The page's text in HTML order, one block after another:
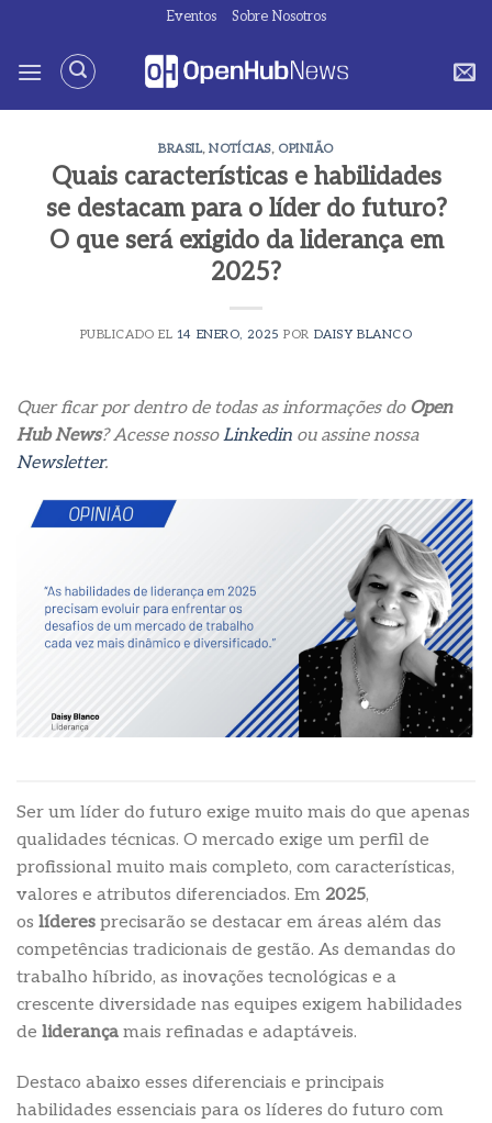
contenido
Eventos Sobre Nosotros
BRASIL,NOTÍCIAS, OPINIÃO
Quais características e habilidades
se destacam para o líder do futuro?
O que será exigido da liderança em
2025?
PUBLICADO EL 14 ENERO, 2025 POR DAISY BLANCO
Quer ficar por dentro de todas as informações do Open
Hub News? Acesse nossoLinkedin ou assine nossa
Newsletter.
Ser um líder do futuro exige muito mais do que apenas
qualidades técnicas. O mercado exige um perfil de
profissional muito mais completo, com características,
valores e atributos diferenciados. Em 2025,
os líderes precisarão se destacar em áreas além das
competências tradicionais de gestão. As demandas do
trabalho híbrido, as inovações tecnológicas e a
crescente diversidade nas equipes exigem habilidades
de liderança mais refinadas e adaptáveis.
Destaco abaixo esses diferenciais e principais
habilidades essenciais para os líderes do futuro com